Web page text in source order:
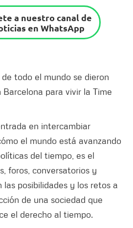
a nuestro canal de
en WhatsApp
todo el mundo se dieron
para vivir la Time
en intercambiar
el mundo está avanzando
del tiempo, es el
foros, conversatorios y
las posibilidades y los retos a
de una sociedad que
el derecho al tiempo.